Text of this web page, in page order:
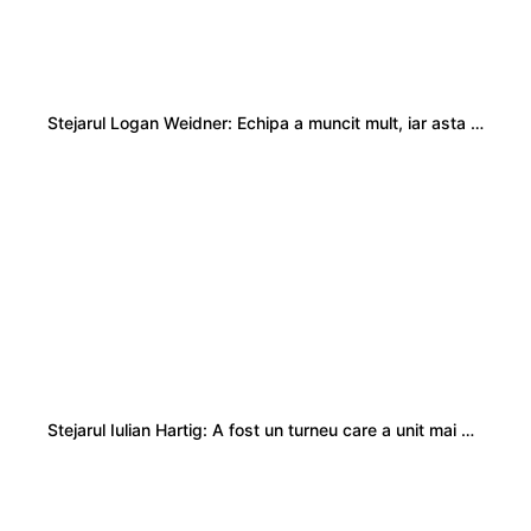
Stejarul Logan Weidner: Echipa a muncit mult, iar asta se va vedea în meciurile de la Nations Cup
Stejarul Iulian Hartig: A fost un turneu care a unit mai mult echipa